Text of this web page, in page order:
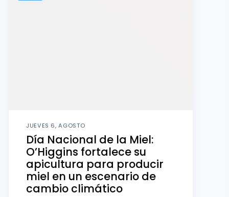
JUEVES 6, AGOSTO
Día Nacional de la Miel:
O’Higgins fortalece su
apicultura para producir
miel en un escenario de
cambio climático